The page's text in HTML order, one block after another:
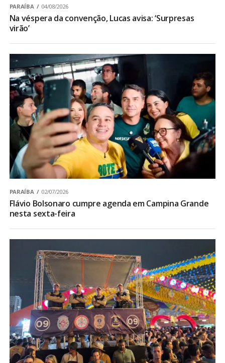
PARAÍBA 04/08/2026
Na véspera da convenção, Lucas avisa: ‘Surpresas
virão’
PARAÍBA 02/07/2026
Flávio Bolsonaro cumpre agenda em Campina Grande
nesta sexta-feira